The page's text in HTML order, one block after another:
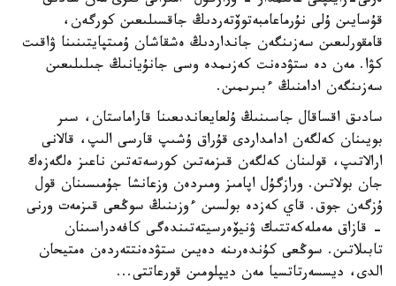
قۇسايىن ۇلى نۇرماعامبەتوۆتەردىڭ جاقسىلىعىن كورگەن،
قامقورلىعىن سەزىنگەن جانداردىڭ ەشقاشان ۇمىتپايتىنىنا ۋاقىت
كۋا. مەن دە ستۋدەنت كەزىمدە وسى جانۇيانىڭ جىلىلىعىن
سەزىنگەن ادامنىڭ ءبىرىمىن.
سادىق اقساقال جاسىنىڭ ۇلعايعاندىعىنا قاراماستان، سىر
بويىنان كەلگەن ادامداردى قۇراق ۇشىپ قارسى الىپ، قالانى
ارالاتىپ، قولىنان كەلگەن قىزمەتىن كورسەتەتىن ناعىز ەلگەزەك
جان بولاتىن. ورازگۇل اپامىز ومىردەن وزعانشا جۇمىسىنان قول
ۇزگەن جوق. قاي كەزدە بولسىن ءوزىنىڭ سوڭعى قىزمەت ورنى
- قازاق مەملەكەتتىك ۋنيۆەرسيتەتىندەگى كافەدراسىنان
تابىلاتىن. سوڭعى كۇندەرىنە دەيىن ستۋدەنتتەردەن ەمتيحان
الدى، ديسسەرتاتسيا مەن ديپلومىن قورعاتتى...